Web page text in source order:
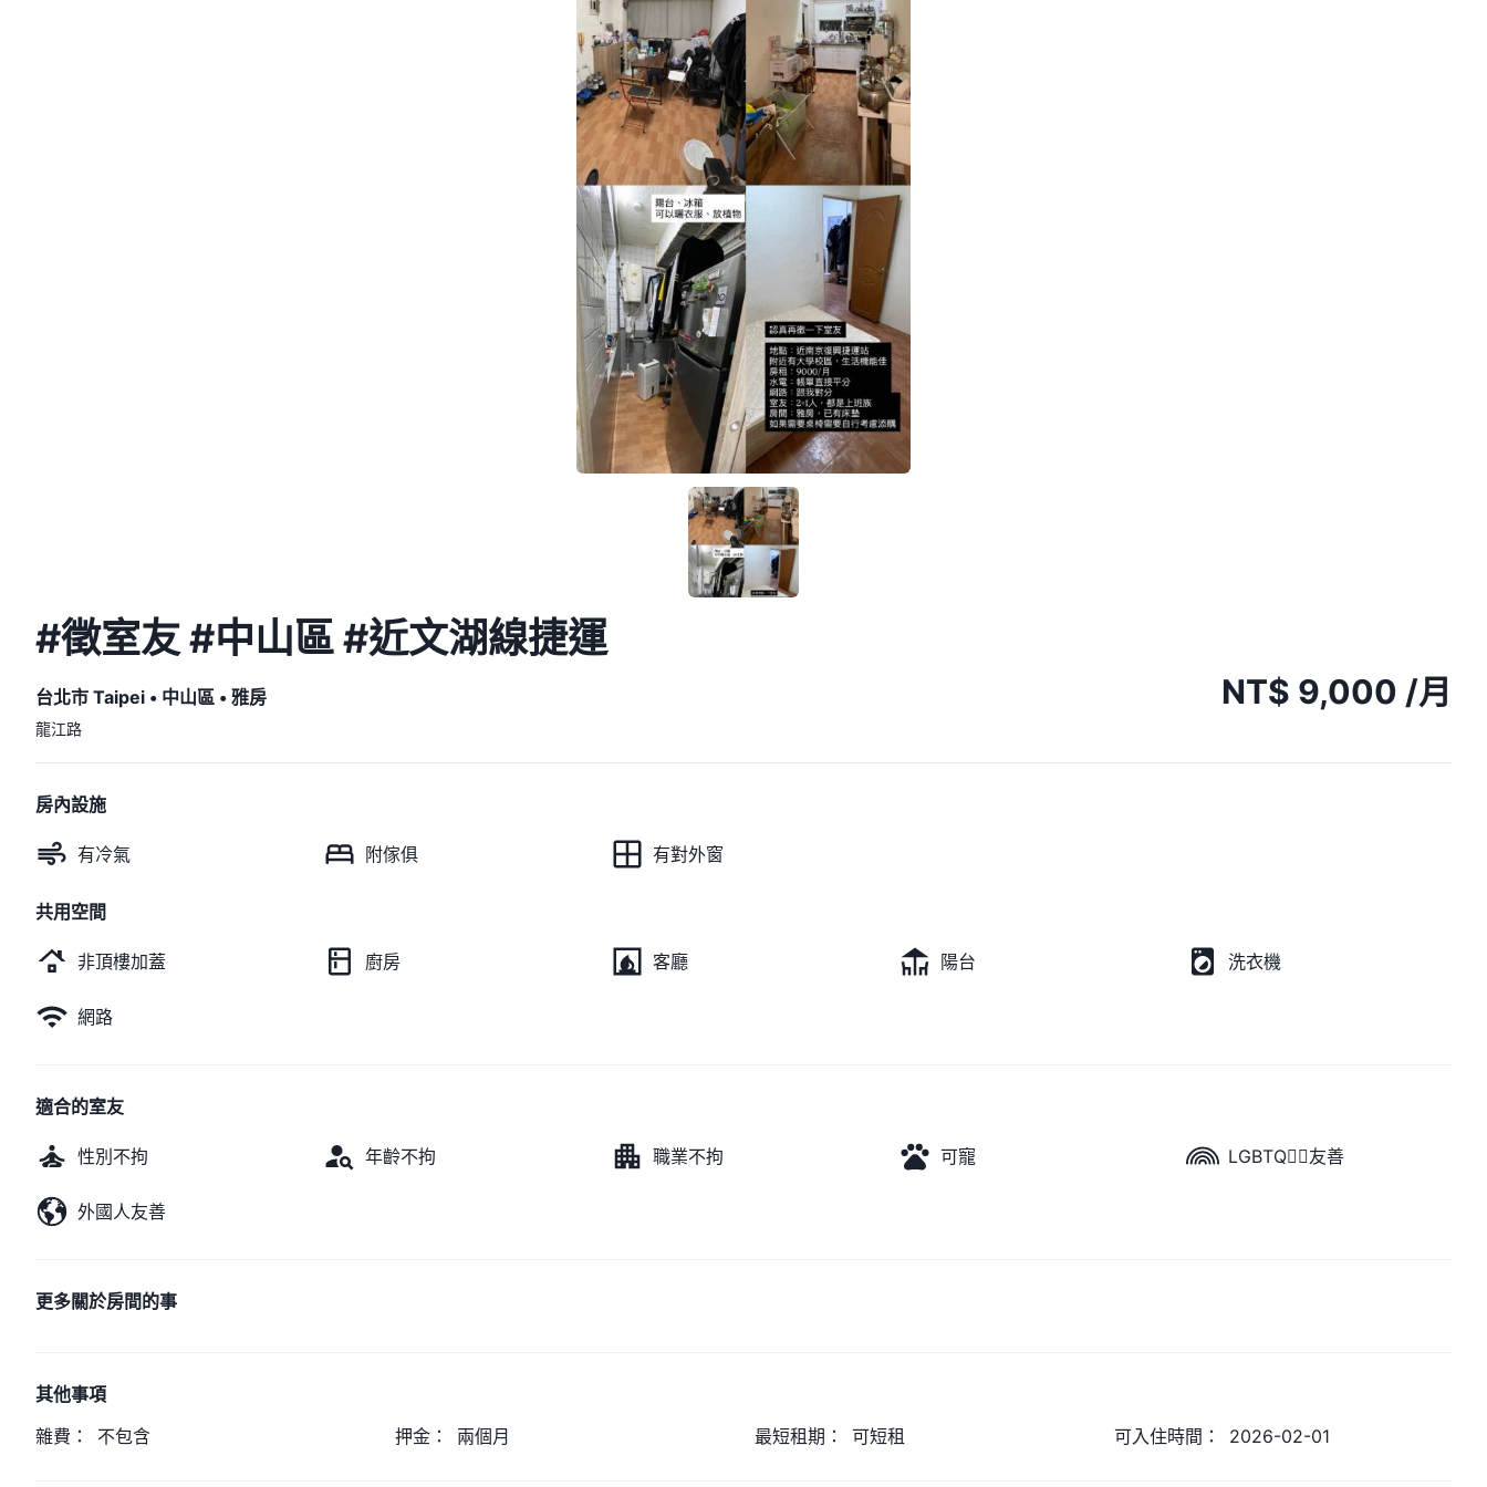
#徵室友 #中山區 #近文湖線捷運
台北市 Taipei • 中山區 • 雅房
龍江路
NT$ 9,000 /月
房內設施
有冷氣 附傢俱 有對外窗
共用空間
非頂樓加蓋 廚房 客廳 陽台 洗衣機
網路
適合的室友
性別不拘 年齡不拘 職業不拘 可寵 LGBTQ🏳️‍🌈友善
外國人友善
更多關於房間的事
其他事項
雜費：
不包含 押金： 兩個月 最短租期： 可短租 可入住時間： 2026-02-01